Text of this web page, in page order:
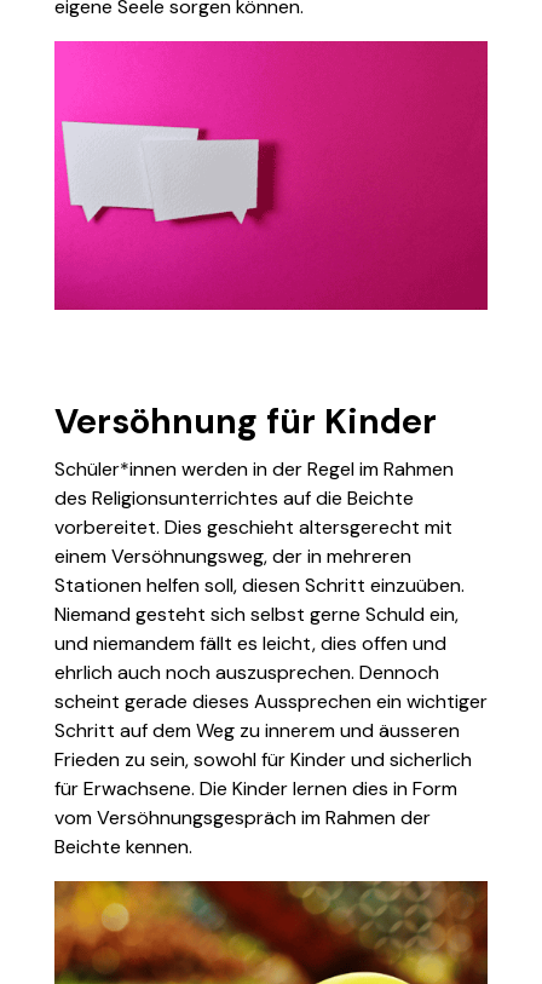
eigene Seele sorgen können.
Versöhnung für Kinder
Schüler*innen werden in der Regel im Rahmen
des Religionsunterrichtes auf die Beichte
vorbereitet. Dies geschieht altersgerecht mit
einem Versöhnungsweg, der in mehreren
Stationen helfen soll, diesen Schritt einzuüben.
Niemand gesteht sich selbst gerne Schuld ein,
und niemandem fällt es leicht, dies offen und
ehrlich auch noch auszusprechen. Dennoch
scheint gerade dieses Aussprechen ein wichtiger
Schritt auf dem Weg zu innerem und äusseren
Frieden zu sein, sowohl für Kinder und sicherlich
für Erwachsene. Die Kinder lernen dies in Form
vom Versöhnungsgespräch im Rahmen der
Beichte kennen.